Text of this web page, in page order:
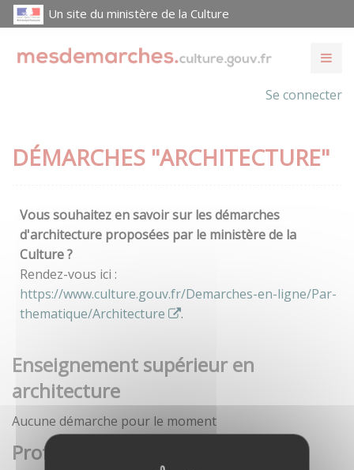
Un site du ministère de la Culture
Se connecter
DÉMARCHES "ARCHITECTURE"
Vous souhaitez en savoir sur les démarches
d'architecture proposées par le ministère de la
Culture ?
Rendez-vous ici :
https://www.culture.gouv.fr/Demarches-en-ligne/Par-
thematique/Architecture
.
Enseignement supérieur en
architecture
Aucune démarche pour le moment
Profession architecte